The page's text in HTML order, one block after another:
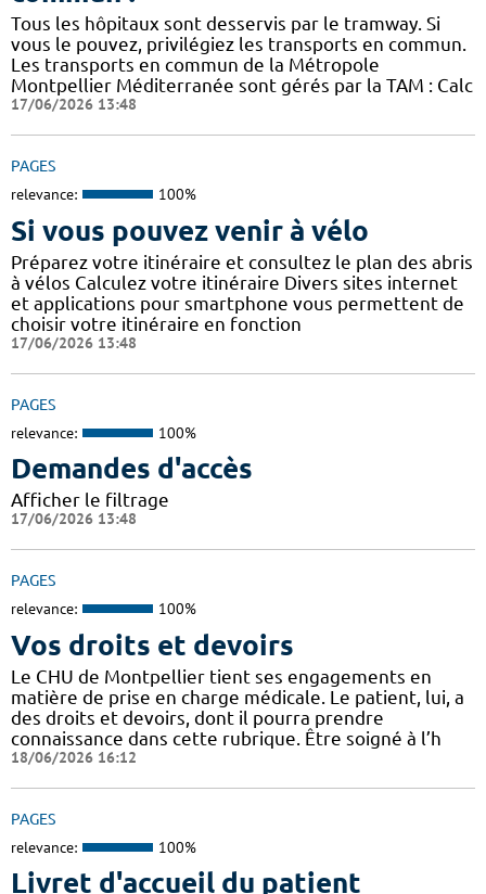
Tous les hôpitaux sont desservis par le tramway. Si
vous le pouvez, privilégiez les transports en commun.
Les transports en commun de la Métropole
Montpellier Méditerranée sont gérés par la TAM : Calc
17/06/2026 13:48
PAGES
relevance: 100%
Si vous pouvez venir à vélo
Préparez votre itinéraire et consultez le plan des abris
à vélos Calculez votre itinéraire Divers sites internet
et applications pour smartphone vous permettent de
choisir votre itinéraire en fonction
17/06/2026 13:48
PAGES
relevance: 100%
Demandes d'accès
Afficher le filtrage
17/06/2026 13:48
PAGES
relevance: 100%
Vos droits et devoirs
Le CHU de Montpellier tient ses engagements en
matière de prise en charge médicale. Le patient, lui, a
des droits et devoirs, dont il pourra prendre
connaissance dans cette rubrique. Être soigné à l’h
18/06/2026 16:12
PAGES
relevance: 100%
Livret d'accueil du patient